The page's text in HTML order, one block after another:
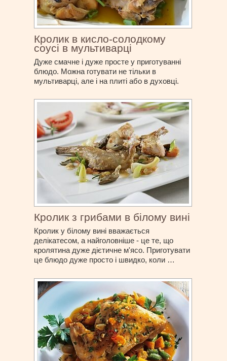
Кролик в кисло-солодкому
соусі в мультиварці
Дуже смачне і дуже просте у приготуванні
блюдо. Можна готувати не тільки в
мультиварці, але і на плиті або в духовці.
Кролик з грибами в білому вині
Кролик у білому вині вважається
делікатесом, а найголовніше - це те, що
кролятина дуже дієтичне м'ясо. Приготувати
це блюдо дуже просто і швидко, коли …